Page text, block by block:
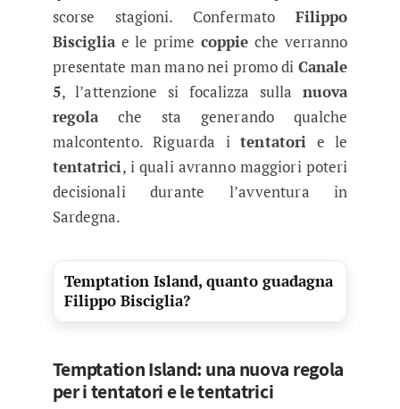
scorse stagioni. Confermato Filippo
Biscigliae le prime coppie che verranno
presentate man mano nei promo di Canale
5, l’attenzione si focalizza sulla nuova
regolache sta generando qualche
malcontento. Riguarda itentatori e le
tentatrici, i quali avranno maggiori poteri
decisionali durante l’avventura in
Sardegna.
Temptation Island, quanto guadagna
Filippo Bisciglia?
Temptation Island: una nuova regola
per i tentatori e le tentatrici